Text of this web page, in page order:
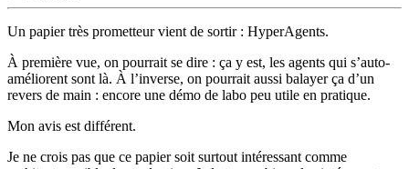
Un papier très prometteur vient de sortir : HyperAgents.
À première vue, on pourrait se dire : ça y est, les agents qui s’auto-
améliorent sont là. À l’inverse, on pourrait aussi balayer ça d’un
revers de main : encore une démo de labo peu utile en pratique.
Mon avis est différent.
Je ne crois pas que ce papier soit surtout intéressant comme